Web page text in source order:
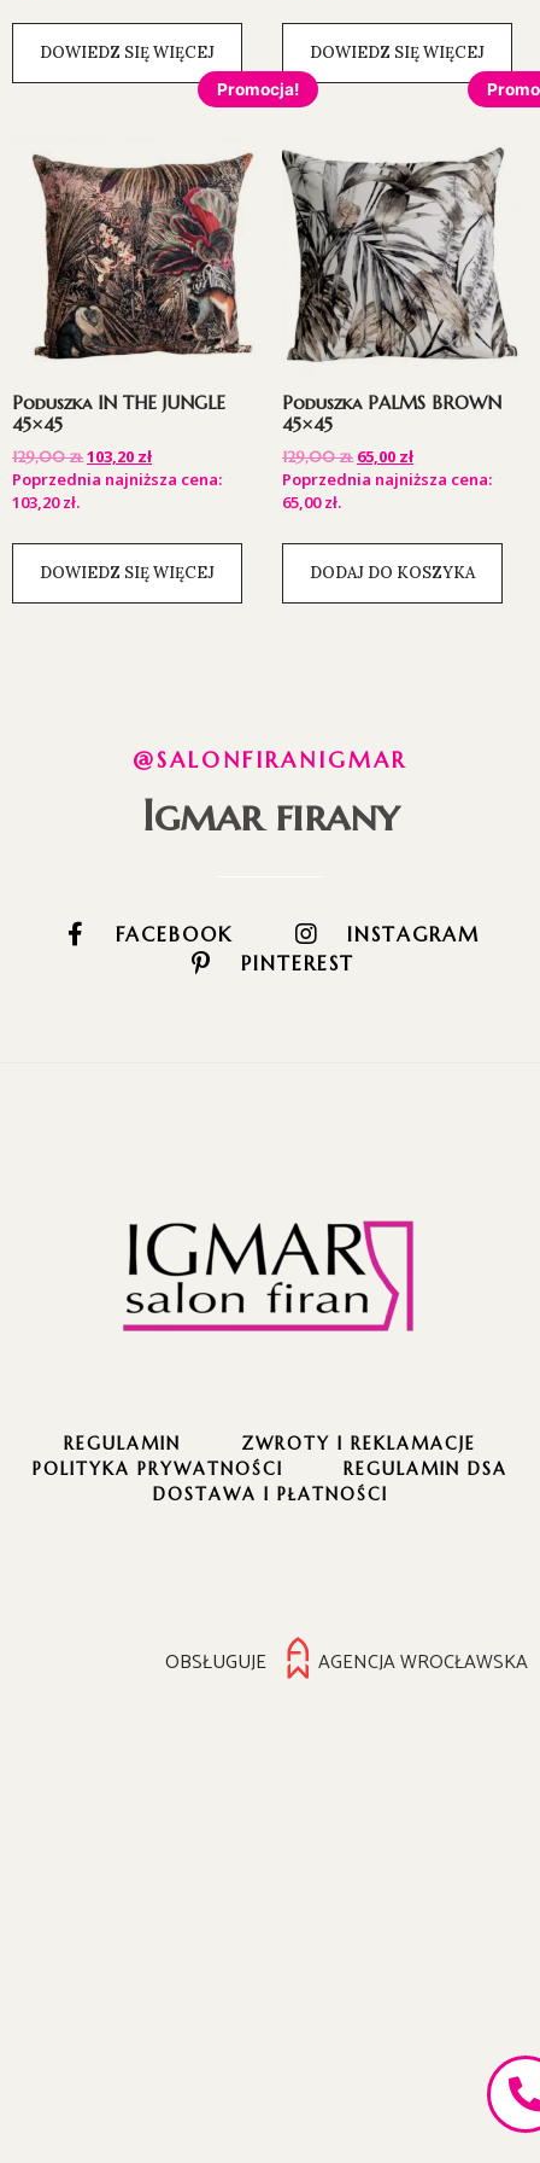
DOWIEDZ SIĘ WIĘCEJ DOWIEDZ SIĘ WIĘCEJ
Promocja!
Poduszka IN THE JUNGLE
45×45
129,00zł103,20 zł
Poprzednia najniższa cena:
103,20zł.
DOWIEDZ SIĘ WIĘCEJ
Poduszka PALMS BROWN
45×45
129,00zł 65,00 zł
Poprzednia najniższa cena:
65,00zł.
DODAJ DO KOSZYKA
@SALONFIRANIGMAR
Igmar firany
FACEBOOK
INSTAGRAM
PINTEREST
REGULAMIN
ZWROTY I REKLAMACJE
POLITYKA PRYWATNOŚCI
REGULAMIN DSA
DOSTAWA I PŁATNOŚCI
OBSŁUGUJE AGENCJA WROCŁAWSKA